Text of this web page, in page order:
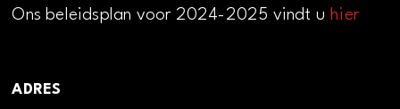
Ons beleidsplan voor 2024-2025 vindt uhier
ADRES